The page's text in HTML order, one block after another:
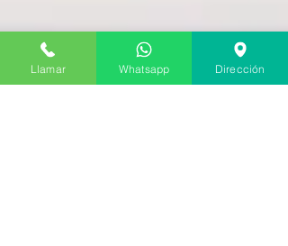
Llamar Whatsapp Dirección